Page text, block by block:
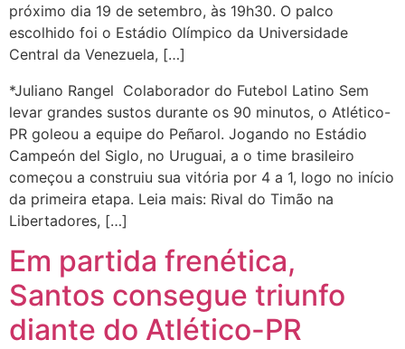
próximo dia 19 de setembro, às 19h30. O palco
escolhido foi o Estádio Olímpico da Universidade
Central da Venezuela, […]
*Juliano Rangel  Colaborador do Futebol Latino Sem
levar grandes sustos durante os 90 minutos, o Atlético-
PR goleou a equipe do Peñarol. Jogando no Estádio
Campeón del Siglo, no Uruguai, a o time brasileiro
começou a construiu sua vitória por 4 a 1, logo no início
da primeira etapa. Leia mais: Rival do Timão na
Libertadores, […]
Em partida frenética,
Santos consegue triunfo
diante do Atlético-PR